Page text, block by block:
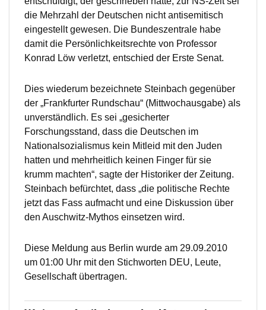
die Mehrzahl der Deutschen nicht antisemitisch
eingestellt gewesen. Die Bundeszentrale habe
damit die Persönlichkeitsrechte von Professor
Konrad Löw verletzt, entschied der Erste Senat.
Dies wiederum bezeichnete Steinbach gegenüber
der „Frankfurter Rundschau“ (Mittwochausgabe) als
unverständlich. Es sei „gesicherter
Forschungsstand, dass die Deutschen im
Nationalsozialismus kein Mitleid mit den Juden
hatten und mehrheitlich keinen Finger für sie
krumm machten“, sagte der Historiker der Zeitung.
Steinbach befürchtet, dass „die politische Rechte
jetzt das Fass aufmacht und eine Diskussion über
den Auschwitz-Mythos einsetzen wird.
Diese Meldung aus Berlin wurde am 29.09.2010
um 01:00 Uhr mit den Stichworten DEU, Leute,
Gesellschaft übertragen.